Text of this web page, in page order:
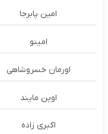
امین پابرجا
امینو
اورمان خسروشاهی
اوپن مایند
اکبری زاده